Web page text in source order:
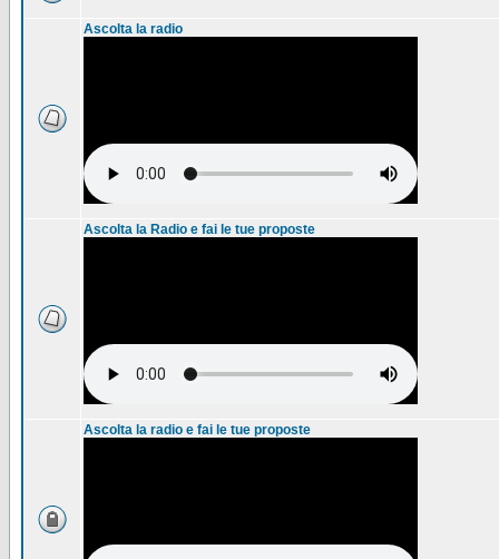
Ascolta la radio
Ascolta la Radio e fai le tue proposte
Ascolta la radio e fai le tue proposte